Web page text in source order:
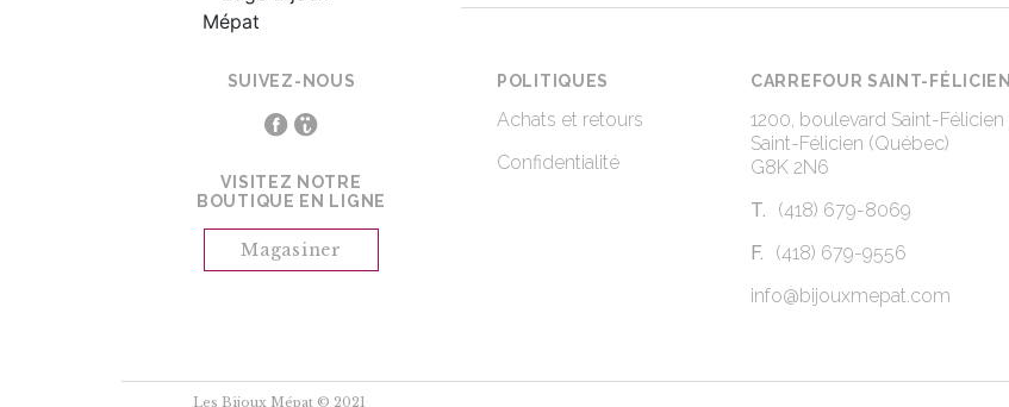
SUIVEZ-NOUS
VISITEZ NOTRE
BOUTIQUE EN LIGNE
Magasiner
POLITIQUES
Achats et retours
Confidentialité
CARREFOUR SAINT-FÉLICIEN
1200, boulevard Saint-Félicien
Saint-Félicien (Québec)
G8K 2N6
T.
(418) 679-8069
F.
(418) 679-9556
info@bijouxmepat.com
Les Bijoux Mépat © 2021